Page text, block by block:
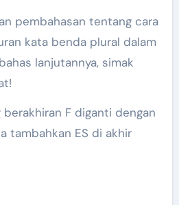
pembahasan tentang cara
kata benda plural dalam
lanjutannya, simak
berakhiran F diganti dengan
tambahkan ES di akhir